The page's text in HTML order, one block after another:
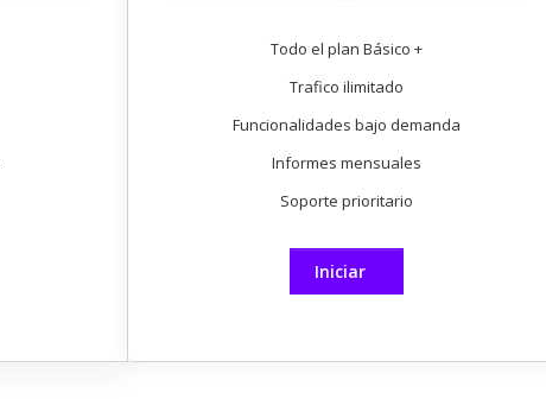
Todo el plan Básico +
Trafico ilimitado
Funcionalidades bajo demanda
Informes mensuales
Soporte prioritario
Iniciar